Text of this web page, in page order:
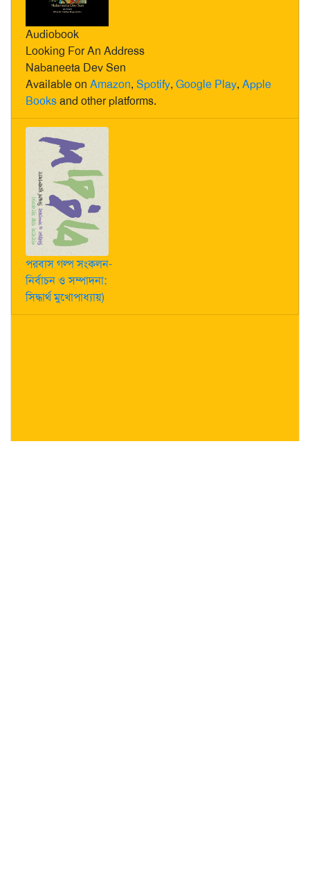
Audiobook
Looking For An Address
Nabaneeta Dev Sen
Available on Amazon, Spotify, Google Play, Apple
Booksand other platforms.
পরবাস গল্প সংকলন-
নির্বাচন ও সম্পাদনা:
সিদ্ধার্থ মুখোপাধ্যায়)